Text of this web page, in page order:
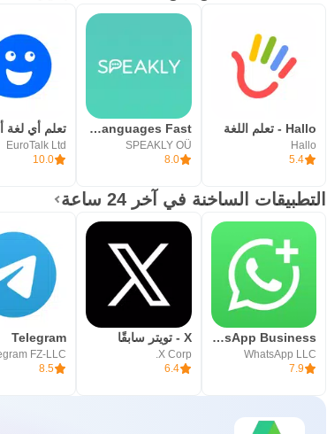
Hallo - تعلم اللغة
Hallo
5.4
Speakly: Learn Languages Fast
SPEAKLY OÜ
8.0
EuroTalk Ltd
10.0
التطبيقات الساخنة في آخر 24 ساعة
WhatsApp Business
WhatsApp LLC
7.9
X - تويتر سابقًا
X Corp.
6.4
Telegram
FZ-LLC
8.5